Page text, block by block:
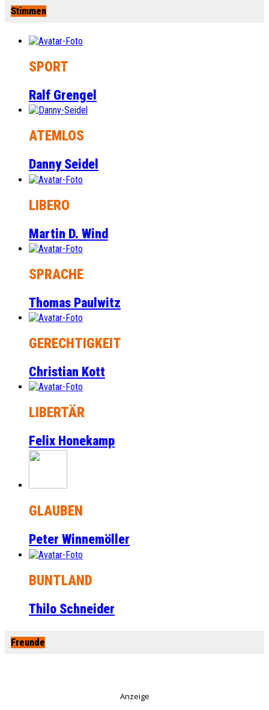
Stimmen
SPORT
Ralf Grengel
ATEMLOS
Danny Seidel
LIBERO
Martin D. Wind
SPRACHE
Thomas Paulwitz
GERECHTIGKEIT
Christian Kott
LIBERTÄR
Felix Honekamp
GLAUBEN
Peter Winnemöller
BUNTLAND
Thilo Schneider
Freunde
Anzeige